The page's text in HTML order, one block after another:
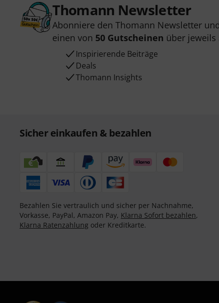
Thomann Newsletter
Abonniere den Thomann Newsletter
einen von 50 Gutscheinen über jeweils
Inspirierende Beiträge
Deals
Thomann Insights
Sicher einkaufen & bezahlen
Bezahlen Sie vertraulich und sicher per Nachnahme,
Vorkasse, PayPal, Amazon Pay, Klarna Sofort bezahlen,
Klarna Ratenzahlung oder Kreditkarte.